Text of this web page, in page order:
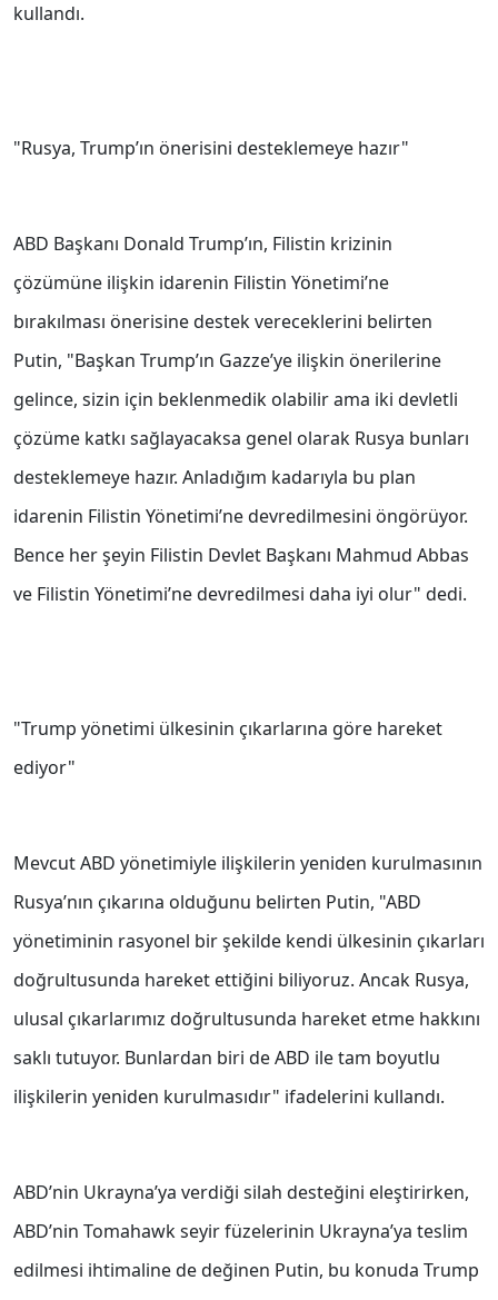
kullandı.
"Rusya, Trump’ın önerisini desteklemeye hazır"
ABD Başkanı Donald Trump’ın, Filistin krizinin
çözümüne ilişkin idarenin Filistin Yönetimi’ne
bırakılması önerisine destek vereceklerini belirten
Putin, "Başkan Trump’ın Gazze’ye ilişkin önerilerine
gelince, sizin için beklenmedik olabilir ama iki devletli
çözüme katkı sağlayacaksa genel olarak Rusya bunları
desteklemeye hazır. Anladığım kadarıyla bu plan
idarenin Filistin Yönetimi’ne devredilmesini öngörüyor.
Bence her şeyin Filistin Devlet Başkanı Mahmud Abbas
ve Filistin Yönetimi’ne devredilmesi daha iyi olur" dedi.
"Trump yönetimi ülkesinin çıkarlarına göre hareket
ediyor"
Mevcut ABD yönetimiyle ilişkilerin yeniden kurulmasının
Rusya’nın çıkarına olduğunu belirten Putin, "ABD
yönetiminin rasyonel bir şekilde kendi ülkesinin çıkarları
doğrultusunda hareket ettiğini biliyoruz. Ancak Rusya,
ulusal çıkarlarımız doğrultusunda hareket etme hakkını
saklı tutuyor. Bunlardan biri de ABD ile tam boyutlu
ilişkilerin yeniden kurulmasıdır" ifadelerini kullandı.
ABD’nin Ukrayna’ya verdiği silah desteğini eleştirirken,
ABD’nin Tomahawk seyir füzelerinin Ukrayna’ya teslim
edilmesi ihtimaline de değinen Putin, bu konuda Trump